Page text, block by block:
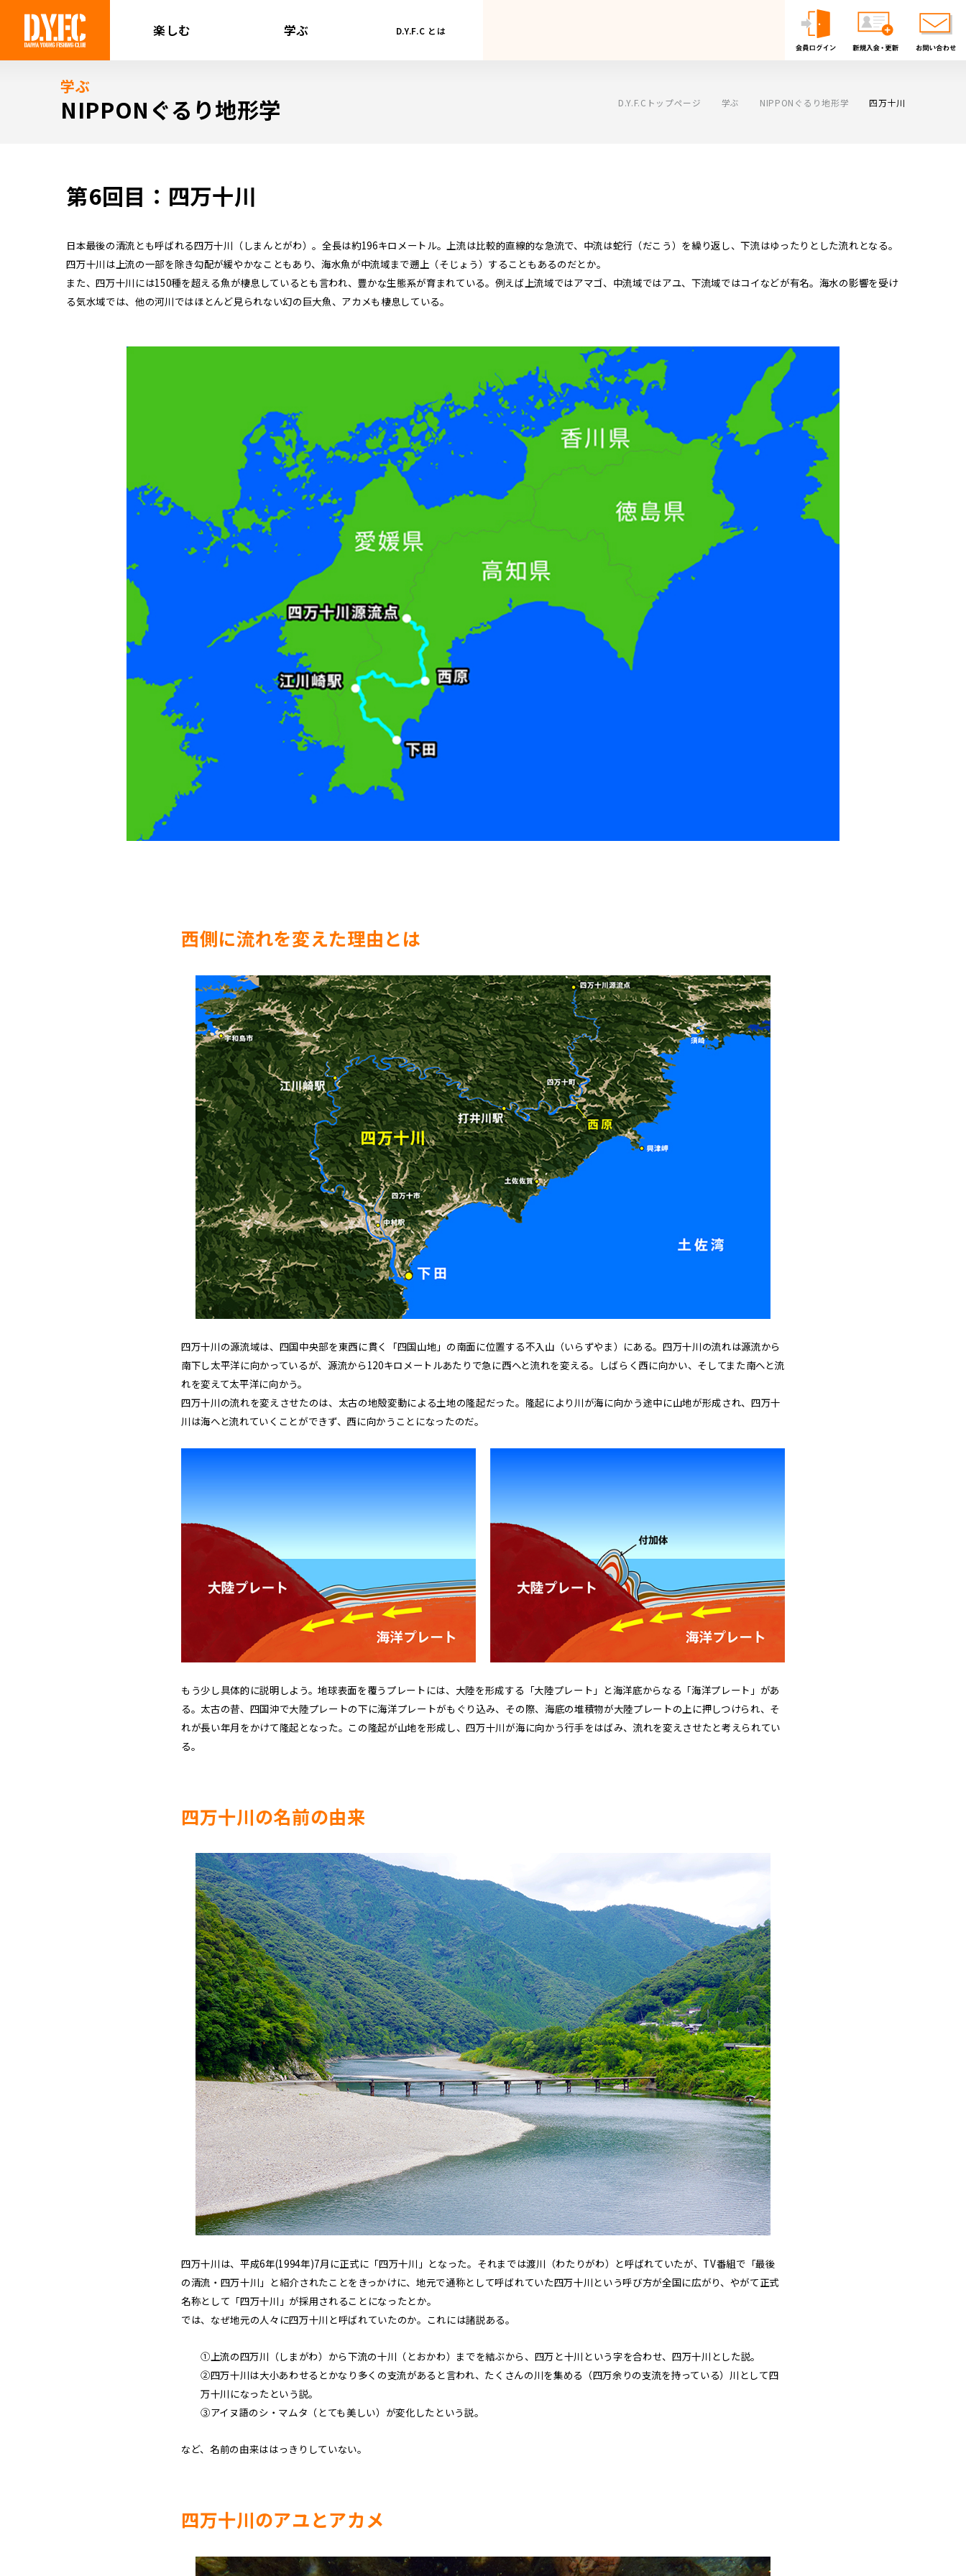
楽しむ 学ぶ D.Y.F.C とは
D.Y.F.Cトップページ 学ぶ NIPPONぐるり地形学 四万十川
学ぶ
NIPPONぐるり地形学
第6回目：四万十川
日本最後の清流とも呼ばれる四万十川（しまんとがわ）。全長は約196キロメートル。上流は比較的直線的な急流で、中流は蛇行（だこう）を繰り返し、下流はゆったりとした流れとなる。
四万十川は上流の一部を除き勾配が緩やかなこともあり、海水魚が中流域まで遡上（そじょう）することもあるのだとか。
また、四万十川には150種を超える魚が棲息しているとも言われ、豊かな生態系が育まれている。例えば上流域ではアマゴ、中流域ではアユ、下流域ではコイなどが有名。海水の影響を受け
る気水域では、他の河川ではほとんど見られない幻の巨大魚、アカメも棲息している。
西側に流れを変えた理由とは
四万十川の源流域は、四国中央部を東西に貫く「四国山地」の南面に位置する不入山（いらずやま）にある。四万十川の流れは源流から
南下し太平洋に向かっているが、源流から120キロメートルあたりで急に西へと流れを変える。しばらく西に向かい、そしてまた南へと流
れを変えて太平洋に向かう。
四万十川の流れを変えさせたのは、太古の地殻変動による土地の隆起だった。隆起により川が海に向かう途中に山地が形成され、四万十
川は海へと流れていくことができず、西に向かうことになったのだ。
もう少し具体的に説明しよう。地球表面を覆うプレートには、大陸を形成する「大陸プレート」と海洋底からなる「海洋プレート」があ
る。太古の昔、四国沖で大陸プレートの下に海洋プレートがもぐり込み、その際、海底の堆積物が大陸プレートの上に押しつけられ、そ
れが長い年月をかけて隆起となった。この隆起が山地を形成し、四万十川が海に向かう行手をはばみ、流れを変えさせたと考えられてい
る。
四万十川の名前の由来
四万十川は、平成6年(1994年)7月に正式に「四万十川」となった。それまでは渡川（わたりがわ）と呼ばれていたが、TV番組で「最後
の清流・四万十川」と紹介されたことをきっかけに、地元で通称として呼ばれていた四万十川という呼び方が全国に広がり、やがて正式
名称として「四万十川」が採用されることになったとか。
では、なぜ地元の人々に四万十川と呼ばれていたのか。これには諸説ある。
①上流の四万川（しまがわ）から下流の十川（とおかわ）までを結ぶから、四万と十川という字を合わせ、四万十川とした説。
②四万十川は大小あわせるとかなり多くの支流があると言われ、たくさんの川を集める（四万余りの支流を持っている）川として四
万十川になったという説。
③アイヌ語のシ・マムタ（とても美しい）が変化したという説。
など、名前の由来ははっきりしていない。
四万十川のアユとアカメ